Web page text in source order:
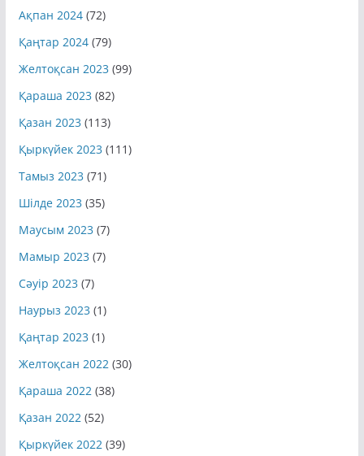
Ақпан 2024(72)
Қаңтар 2024(79)
Желтоқсан 2023 (99)
Қараша 2023 (82)
Қазан 2023 (113)
Қыркүйек 2023 (111)
Тамыз 2023 (71)
Шілде 2023 (35)
Маусым 2023 (7)
Мамыр 2023 (7)
Сәуір 2023 (7)
Наурыз 2023 (1)
Қаңтар 2023 (1)
Желтоқсан 2022(30)
Қараша 2022(38)
Қазан 2022(52)
Қыркүйек 2022(39)